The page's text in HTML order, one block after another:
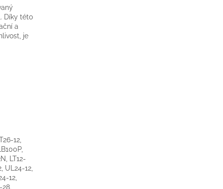
Díky této
a
je
12,
LT12-
UL24-12,
12,